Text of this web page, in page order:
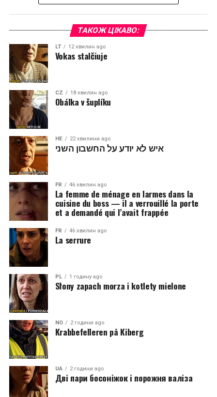
ТАКОЖ ЦІКАВО:
LT 12 хвилин ago
Vokas stalčiuje
CZ 18 хвилин ago
Obálka v šuplíku
HE 22 хвилини ago
איש לא יודע על החשבון השני
FR 46 хвилин ago
La femme de ménage en larmes dans la
cuisine du boss — il a verrouillé la porte
et a demandé qui l’avait frappée
FR 46 хвилин ago
La serrure
PL 1 годину ago
Słony zapach morza i kotlety mielone
NO 2 години ago
Krabbefelleren på Kiberg
UA 2 години ago
Дві пари босоніжок і порожня валіза